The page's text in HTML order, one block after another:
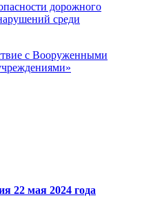
дорожного
среди
с Вооруженными
22 мая 2024 года